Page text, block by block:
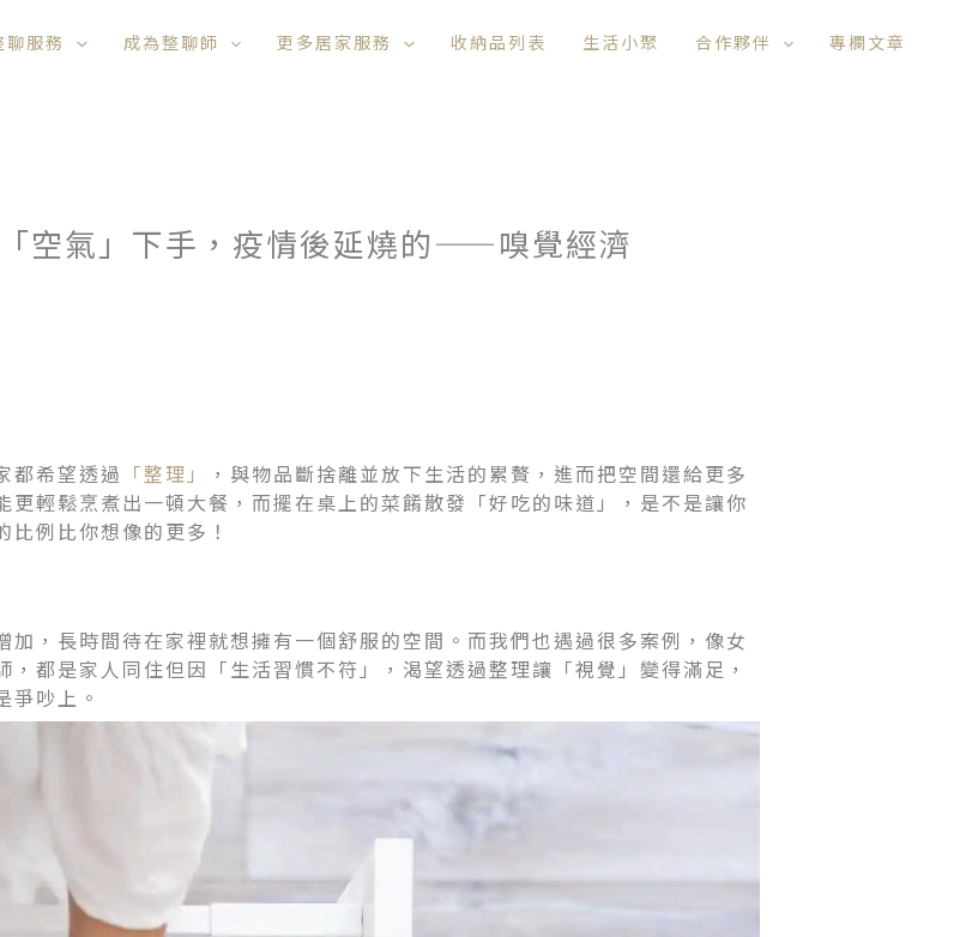
聊服務 成為整聊師 更多居家服務 收納品列表 生活小聚 合作夥伴 專欄文章
空氣」下手，疫情後延燒的——嗅覺經濟
都希望透過 「整理」
，與物品斷捨離並放下生活的累贅，進而把空間還給更多
輕鬆烹煮出一頓大餐，而擺在桌上的菜餚散發「好吃的味道」，是不是讓你
例比你想像的更多！
，長時間待在家裡就想擁有一個舒服的空間。而我們也遇過很多案例，像女
都是家人同住但因「生活習慣不符」，渴望透過整理讓「視覺」變得滿足，
爭吵上。